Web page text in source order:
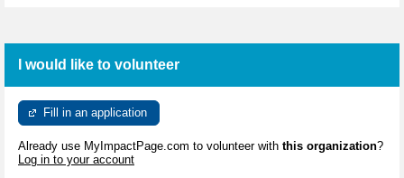
I would like to volunteer
Fill in an application
Already use MyImpactPage.com to volunteer with this organization?
Log in to your account